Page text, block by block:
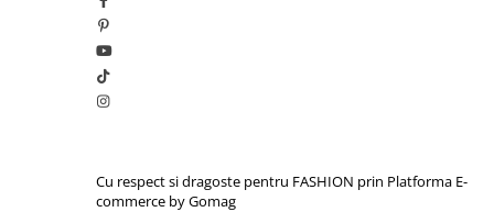
Cu respect si dragoste pentru FASHION prin Platforma E-
commerce by Gomag